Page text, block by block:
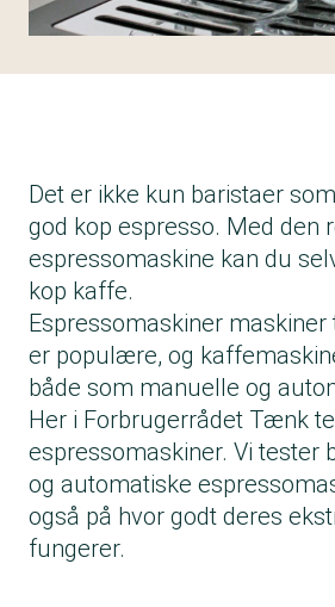
Det er ikke kun baristaer
god kop espresso. Med den
espressomaskine kan du
kop kaffe.
Espressomaskiner
er populære, og
både som manuelle og
Her i Forbrugerrådet Tænk
espressomaskiner. Vi tester
og automatiske
også på hvor godt deres
fungerer.